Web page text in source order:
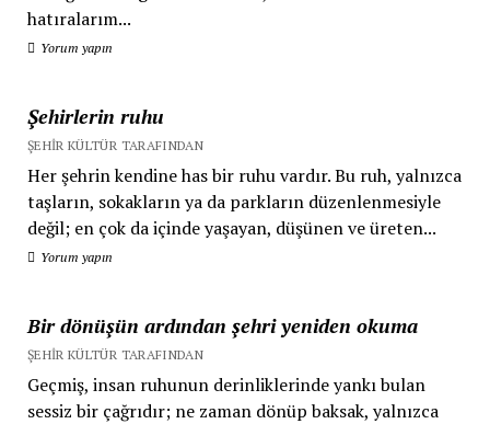
hatıralarım...
Yorum yapın
Şehirlerin ruhu
ŞEHIR KÜLTÜR TARAFINDAN
Her şehrin kendine has bir ruhu vardır. Bu ruh, yalnızca
taşların, sokakların ya da parkların düzenlenmesiyle
değil; en çok da içinde yaşayan, düşünen ve üreten...
Yorum yapın
Bir dönüşün ardından şehri yeniden okuma
ŞEHIR KÜLTÜR TARAFINDAN
Geçmiş, insan ruhunun derinliklerinde yankı bulan
sessiz bir çağrıdır; ne zaman dönüp baksak, yalnızca